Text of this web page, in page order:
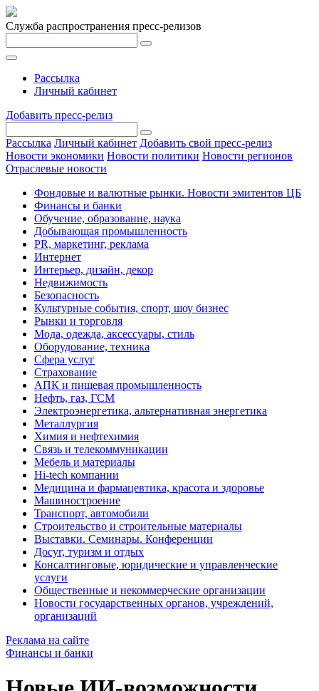
Служба распространения пресс-релизов
Рассылка
Личный кабинет
Добавить пресс-релиз
Рассылка Личный кабинет Добавить свой пресс-релиз
Новости экономики Новости политики Новости регионов
Отраслевые новости
Фондовые и валютные рынки. Новости эмитентов ЦБ
Финансы и банки
Обучение, образование, наука
Добывающая промышленность
PR, маркетинг, реклама
Интернет
Интерьер, дизайн, декор
Недвижимость
Безопасность
Культурные события, спорт, шоу бизнес
Рынки и торговля
Мода, одежда, аксессуары, стиль
Оборудование, техника
Сфера услуг
Страхование
АПК и пищевая промышленность
Нефть, газ, ГСМ
Электроэнергетика, альтернативная энергетика
Металлургия
Химия и нефтехимия
Связь и телекоммуникации
Мебель и материалы
Hi-tech компании
Медицина и фармацевтика, красота и здоровье
Машиностроение
Транспорт, автомобили
Строительство и строительные материалы
Выставки. Семинары. Конференции
Досуг, туризм и отдых
Консалтинговые, юридические и управленческие
услуги
Общественные и некоммерческие организации
Новости государственных органов, учреждений,
организаций
Реклама на сайте
Финансы и банки